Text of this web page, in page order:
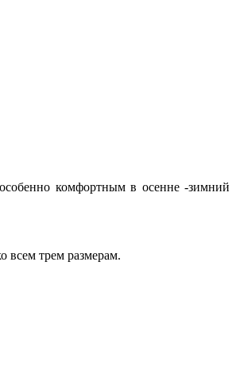
комфортным в осенне -зимний
всем трем размерам.